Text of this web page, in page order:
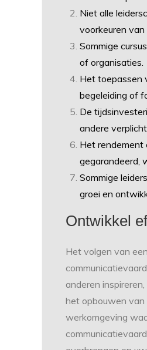
Niet alle
voorkeuren van
Sommige
of organisaties.
Het toepassen
begeleiding of
De
andere
Het rendement
gegarandeerd,
Sommige
groei en
Ontwikkel
Het volgen van
anderen
het opbouwen van
werkomgeving